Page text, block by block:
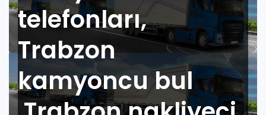
telefonları,
Trabzon
kamyoncu bul